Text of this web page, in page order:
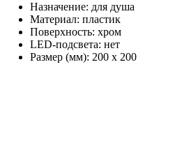
Назначение: для душа
Материал: пластик
Поверхность: хром
LED-подсвета: нет
Размер (мм): 200 х 200